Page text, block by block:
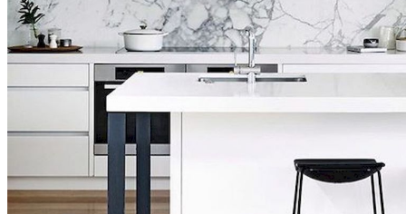
Đá Nhân Tạo
Đá Lát Nền
Đá Cầu Thang
Đá Cầu Thang
Đá Bàn Bếp
Đá Bàn Bếp
Đá Lát Nền